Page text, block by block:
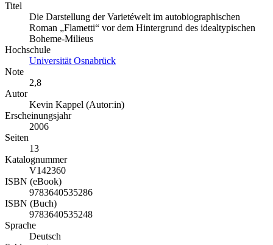
Titel
Die Darstellung der Varietéwelt im autobiographischen
Roman „Flametti“ vor dem Hintergrund des idealtypischen
Boheme-Milieus
Hochschule
Universität Osnabrück
Note
2,8
Autor
Kevin Kappel (Autor:in)
Erscheinungsjahr
2006
Seiten
13
Katalognummer
V142360
ISBN (eBook)
9783640535286
ISBN (Buch)
9783640535248
Sprache
Deutsch